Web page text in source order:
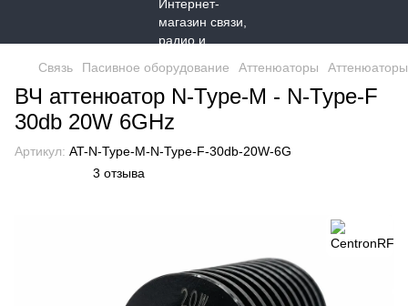
Связь Пасивное оборудование Аттенюаторы
ВЧ аттенюатор N-Type-M - N-Type-F
30db 20W 6GHz
Артикул: AT-N-Type-M-N-Type-F-30db-20W-6G
3 отзыва